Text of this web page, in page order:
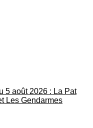
5 août 2026 : La Pat
Les Gendarmes